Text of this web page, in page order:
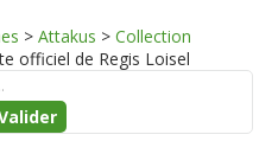
> Attakus > Collection
officiel de Regis Loisel